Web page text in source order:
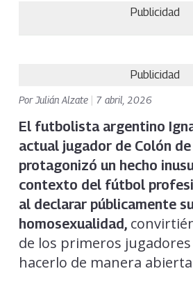
Publicidad
Publicidad
Por Julián Alzate 7 abril, 2026
El futbolista argentino
actual jugador de Colón de
protagonizó un hecho
contexto del fútbol
al declarar públicamente
homosexualidad,
de los primeros
hacerlo de manera